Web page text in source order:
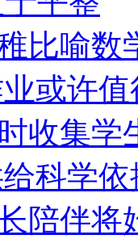
比喻数
或许
收集学
科学依
陪伴将